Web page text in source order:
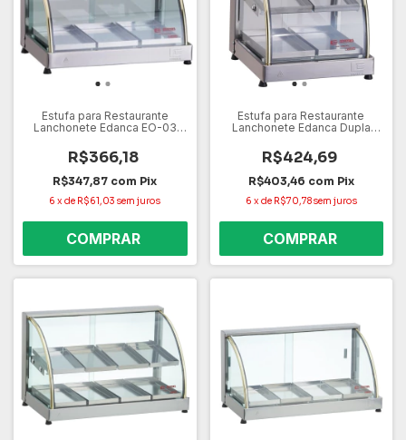
Estufa para Restaurante
Lanchonete Edanca EO-03
Vidro Temperado
R$366,18
R$347,87 com Pix
6 xde R$61,03 sem juros
Estufa para Restaurante
Lanchonete Edanca Dupla
Inox, Vidro Temperado
R$424,69
R$403,46 com Pix
6 xde R$70,78sem juros